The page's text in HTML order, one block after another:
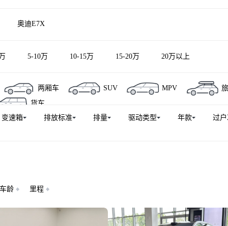
AM晓奥
奥迪E7X
5-10万 10-15万 15-20万 20万以上
两厢车 SUV MPV
货车
变速箱 排放标准 排量 驱动类型 年款
过
车龄 里程